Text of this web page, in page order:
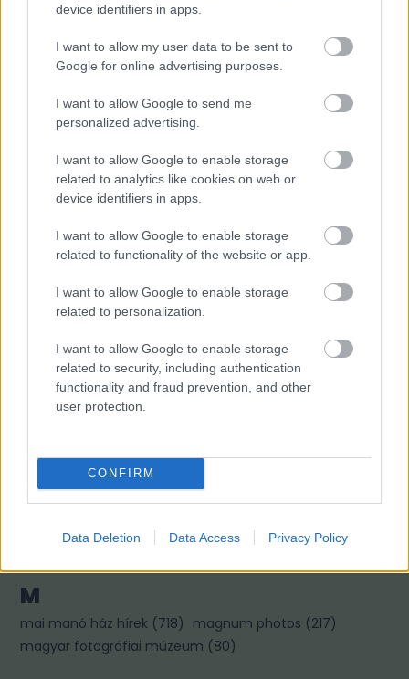
device identifiers in apps.
I want to allow my user data to be sent to
Google for online advertising purposes.
I want to allow Google to send me
personalized advertising.
I want to allow Google to enable storage
related to analytics like cookies on web or
device identifiers in apps.
I want to allow Google to enable storage
related to functionality of the website or app.
I want to allow Google to enable storage
related to personalization.
I want to allow Google to enable storage
related to security, including authentication
functionality and fraud prevention, and other
user protection.
CONFIRM
Data Deletion Data Access Privacy Policy
Mai Manó Ház a
PUNKT
Nincs megjeleníthető elem
Fotográfusok és témák
M
mai manó ház hírek (718) magnum photos (217)
magyar fotográfiai múzeum (80)